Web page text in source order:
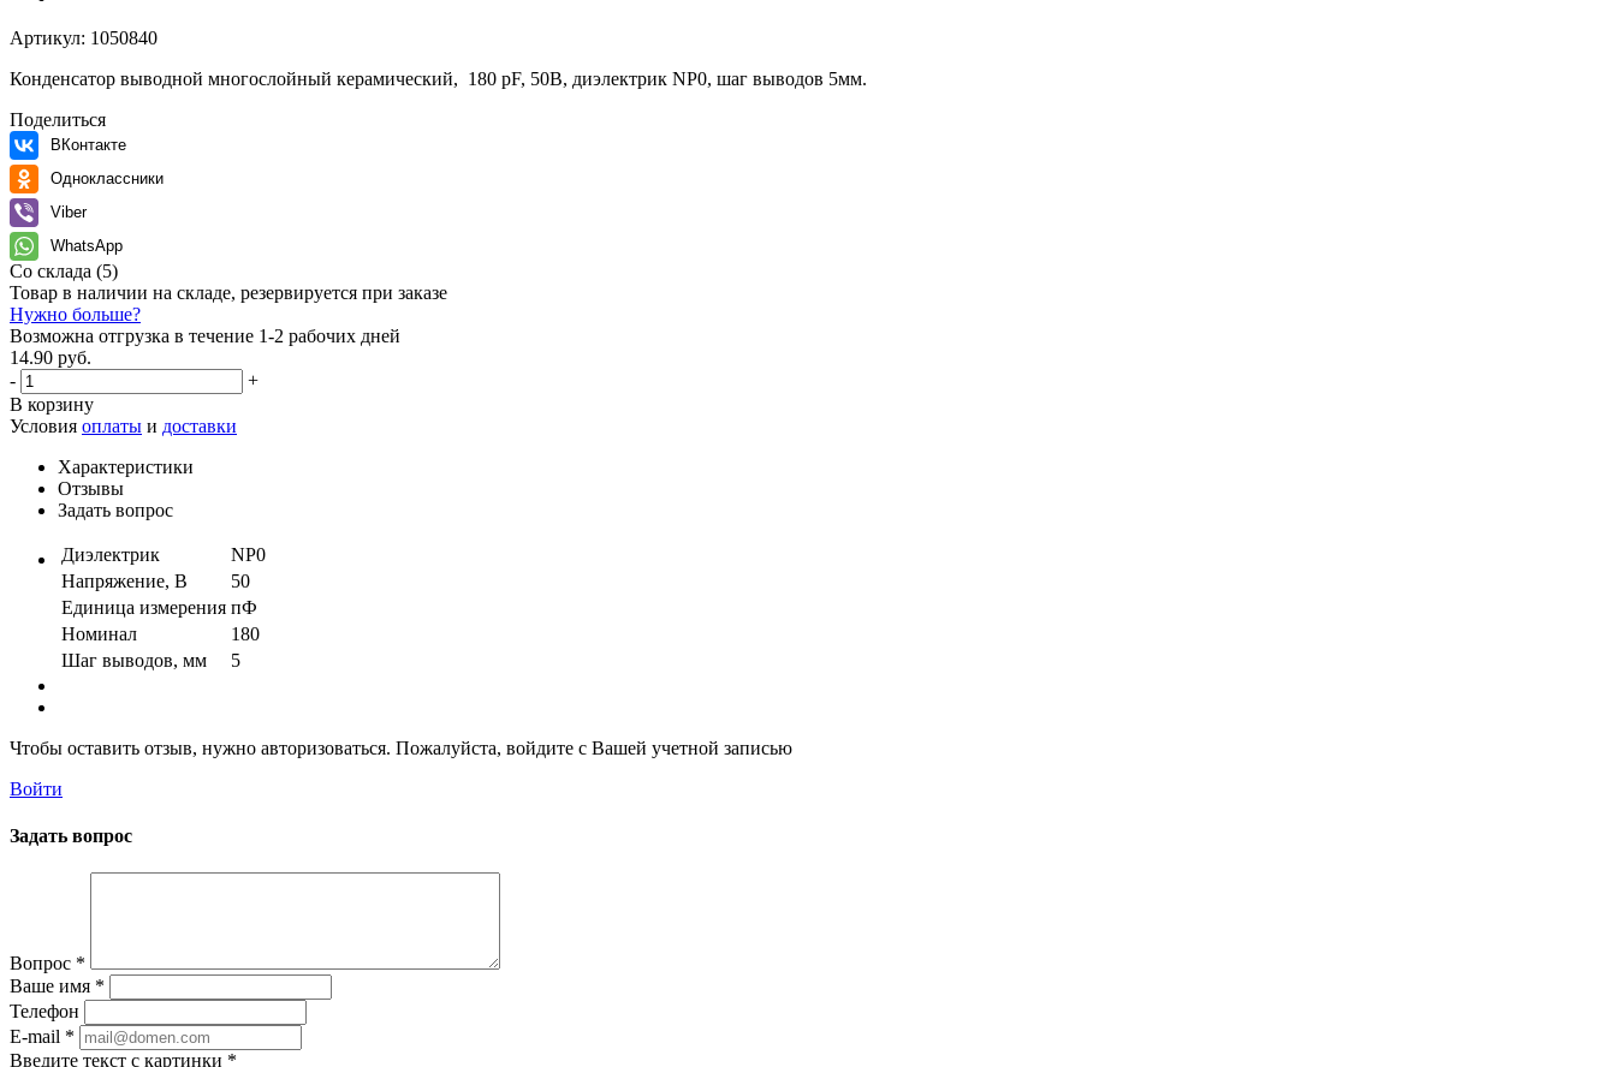
Артикул: 1050840
Конденсатор выводной многослойный керамический, 180 pF, 50В, диэлектрик NP0, шаг выводов 5мм.
Поделиться
ВКонтакте
Одноклассники
Viber
WhatsApp
Со склада (5)
Товар в наличии на складе, резервируется при заказе
Нужно больше?
Возможна отгрузка в течение 1-2 рабочих дней
14.90 руб.
-
+
В корзину
Условия оплаты и доставки
Характеристики
Отзывы
Задать вопрос
Диэлектрик
NP0
Напряжение, В
50
Единица измерения пФ
Номинал
180
Шаг выводов, мм
5
Чтобы оставить отзыв, нужно авторизоваться. Пожалуйста, войдите с Вашей учетной записью
Войти
Задать вопрос
Вопрос *
Ваше имя *
Телефон
E-mail *
Введите текст с картинки *